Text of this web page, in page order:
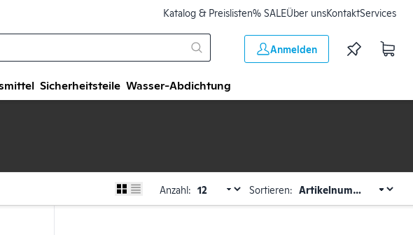
Katalog & Preislisten% SALEÜber unsKontaktServices
Anmelden
Sicherheitsteile Wasser-Abdichtung
Anzahl: Sortieren: